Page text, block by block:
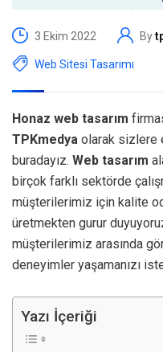
3 Ekim 2022 By
Web Sitesi Tasarımı
Honaz web tasarım
TPKmedya olarak sizlere
buradayız. Web tasarım
birçok farklı sektörde
müşterilerimiz için kalite
üretmekten gurur
müşterilerimiz arasında
deneyimler yaşamanızı
Yazı İçeriği